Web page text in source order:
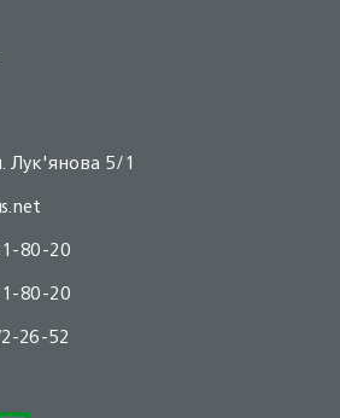
Лук'янова 5/1
80-20
80-20
26-52